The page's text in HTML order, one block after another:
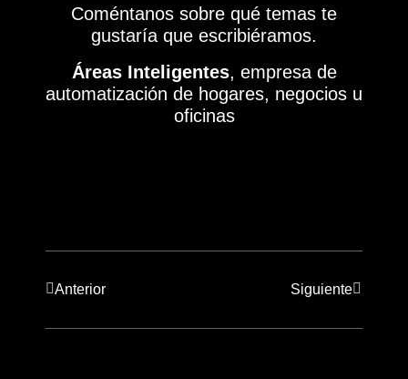
Coméntanos sobre qué temas te
gustaría que escribiéramos.
Áreas Inteligentes, empresa de
automatización de hogares, negocios u
oficinas
Anterior Siguiente